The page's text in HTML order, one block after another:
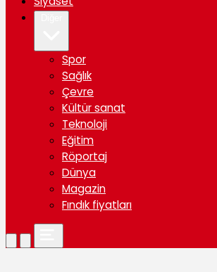
Spor
Sağlık
Çevre
Kültür sanat
Teknoloji
Eğitim
Röportaj
Dünya
Magazin
Fındık fiyatları